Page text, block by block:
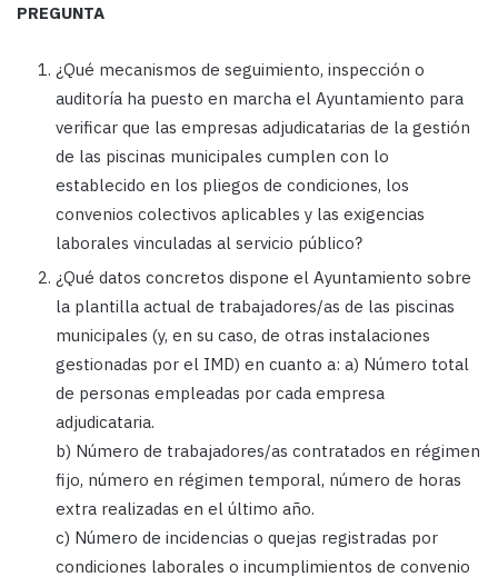
PREGUNTA
¿Qué mecanismos de seguimiento, inspección o
auditoría ha puesto en marcha el Ayuntamiento para
verificar que las empresas adjudicatarias de la gestión
de las piscinas municipales cumplen con lo
establecido en los pliegos de condiciones, los
convenios colectivos aplicables y las exigencias
laborales vinculadas al servicio público?
¿Qué datos concretos dispone el Ayuntamiento sobre
la plantilla actual de trabajadores/as de las piscinas
municipales (y, en su caso, de otras instalaciones
gestionadas por el IMD) en cuanto a: a) Número total
de personas empleadas por cada empresa
adjudicataria.
b) Número de trabajadores/as contratados en régimen
fijo, número en régimen temporal, número de horas
extra realizadas en el último año.
c) Número de incidencias o quejas registradas por
condiciones laborales o incumplimientos de convenio